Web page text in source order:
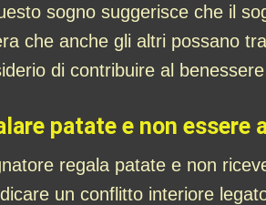
sogno suggerisce che il
che anche gli altri possano
di contribuire al
patate e non essere
regala patate e non
un conflitto interiore